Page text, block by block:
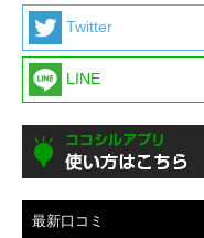
Twitter
LINE
最新口コミ